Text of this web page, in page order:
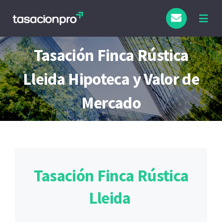
contenido
Tipo de Inmueble
Finalidad
Blog
Tasación Finca Rústica
Lleida Hipoteca y Valor de
Mercado
Tasación Finca Rústica
Lleida